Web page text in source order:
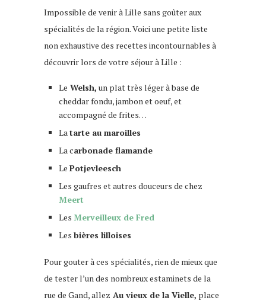
Impossible de venir à Lille sans goûter aux
spécialités de la région. Voici une petite liste
non exhaustive des recettes incontournables à
découvrir lors de votre séjour à Lille :
Le Welsh, un plat très léger à base de
cheddar fondu, jambon et oeuf, et
accompagné de frites…
La tarte au maroilles
La carbonade flamande
Le Potjevleesch
Les gaufres et autres douceurs de chez
Meert
Les Merveilleux de Fred
Les bières lilloises
Pour gouter à ces spécialités, rien de mieux que
de tester l’un des nombreux estaminets de la
rue de Gand, allez Au vieux de la Vielle, place